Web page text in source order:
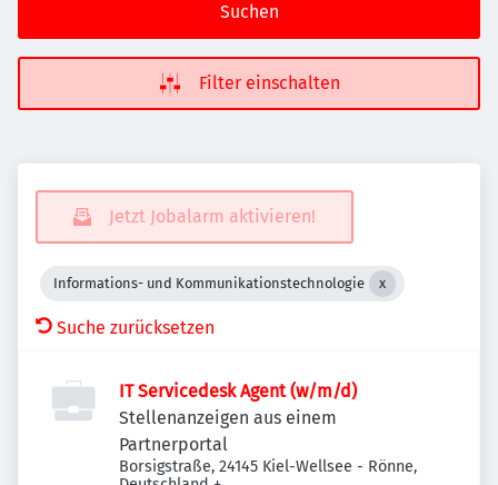
Suchen
Filter einschalten
Jetzt Jobalarm aktivieren!
Informations- und Kommunikationstechnologie
Suche zurücksetzen
IT Servicedesk Agent (w/m/d)
Stellenanzeigen aus einem
Partnerportal
Borsigstraße, 24145 Kiel-Wellsee - Rönne,